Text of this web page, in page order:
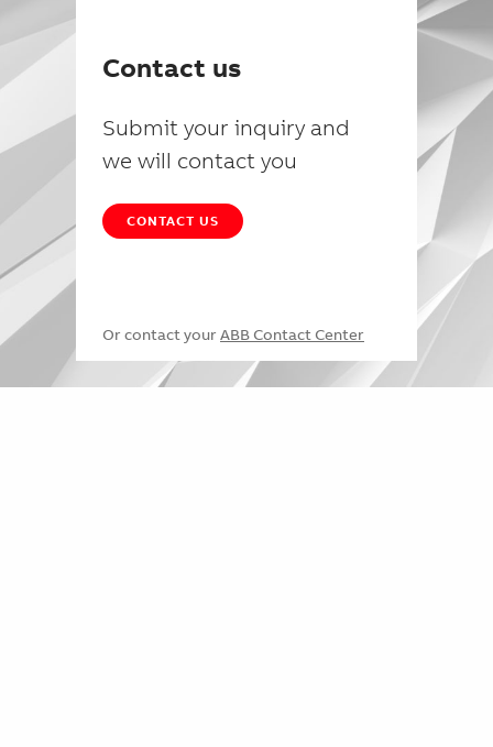
Contact us
Submit your inquiry and
we will contact you
CONTACT US
Or contact your ABB Contact Center